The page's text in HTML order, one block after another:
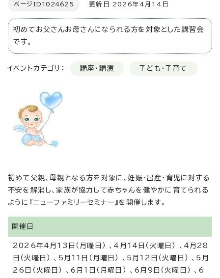
ページID 1024625 更新日 2026年4月14日
初めてお父さんお母さんになられる方を対象とした講習会
です。
イベントカテゴリ： 講座・講演 子ども・子育て
初めて父親、母親となる方を対象に、妊娠・出産・育児に対する
不安を解消し、家族が協力して赤ちゃんを健やかに育てられる
ように『ニューファミリーセミナー』を開催します。
開催日
2026年4月13日（月曜日） 、4月14日（火曜日） 、4月28
日（火曜日） 、5月11日（月曜日） 、5月12日（火曜日） 、5月
26日（火曜日） 、6月1日（月曜日） 、6月9日（火曜日） 、6